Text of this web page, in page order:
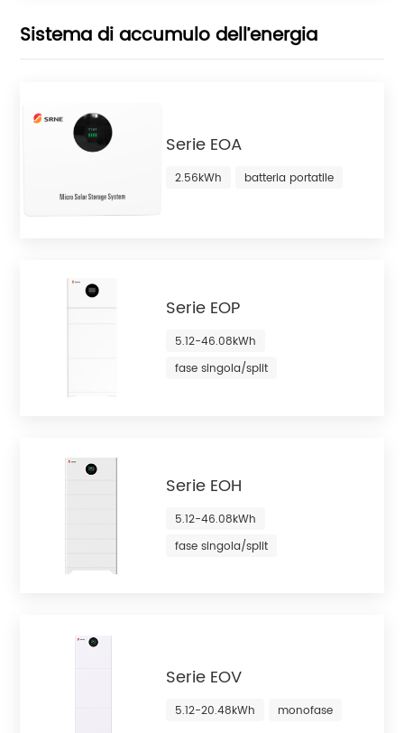
Sistema di accumulo dell’energia
Serie EOA
2.56kWh batteria portatile
Serie EOP
5.12-46.08kWh
fase singola/split
Serie EOH
5.12-46.08kWh
fase singola/split
Serie EOV
5.12-20.48kWh monofase